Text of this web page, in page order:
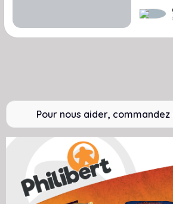
Pour nous aider, commandez